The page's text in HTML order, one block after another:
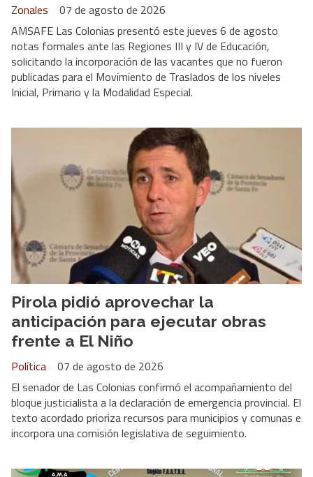
Zonales
07 de agosto de 2026
AMSAFE Las Colonias presentó este jueves 6 de agosto
notas formales ante las Regiones III y IV de Educación,
solicitando la incorporación de las vacantes que no fueron
publicadas para el Movimiento de Traslados de los niveles
Inicial, Primario y la Modalidad Especial.
Pirola pidió aprovechar la
anticipación para ejecutar obras
frente a El Niño
Política
07 de agosto de 2026
El senador de Las Colonias confirmó el acompañamiento del
bloque justicialista a la declaración de emergencia provincial. El
texto acordado prioriza recursos para municipios y comunas e
incorpora una comisión legislativa de seguimiento.